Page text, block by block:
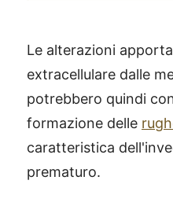
Le alterazioni
extracellulare dalle
potrebbero quindi
formazione delle
caratteristica
prematuro.